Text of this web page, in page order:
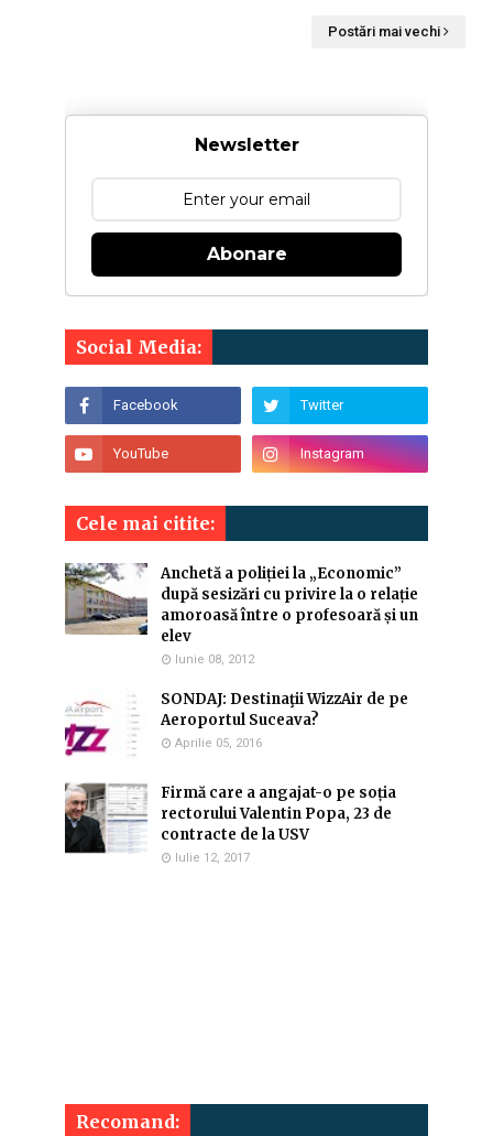
Postări mai vechi
Newsletter
Abonare
Social Media:
Cele mai citite:
Anchetă a poliției la „Economic”
după sesizări cu privire la o relație
amoroasă între o profesoară și un
elev
Iunie 08, 2012
SONDAJ: Destinaţii WizzAir de pe
Aeroportul Suceava?
Aprilie 05, 2016
Firmă care a angajat-o pe soția
rectorului Valentin Popa, 23 de
contracte de la USV
Iulie 12, 2017
Recomand: